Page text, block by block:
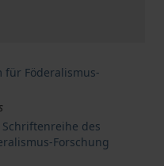
für Föderalismus-
Schriftenreihe des
Forschung